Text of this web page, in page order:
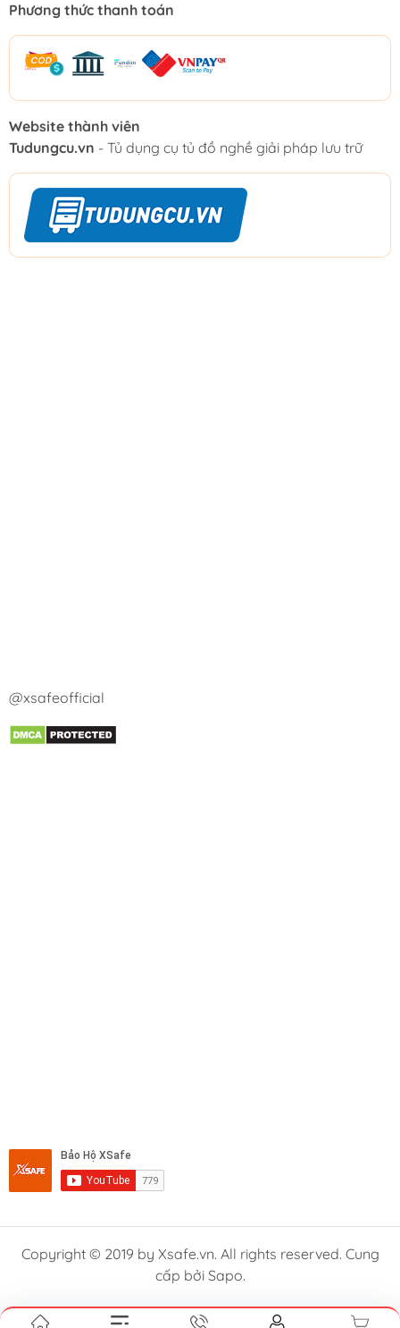
Phương thức thanh toán
Website thành viên
Tudungcu.vn - Tủ dụng cụ tủ đồ nghề giải pháp lưu trữ
@xsafeofficial
Copyright © 2019 by Xsafe.vn. All rights reserved. Cung
cấp bởi Sapo.